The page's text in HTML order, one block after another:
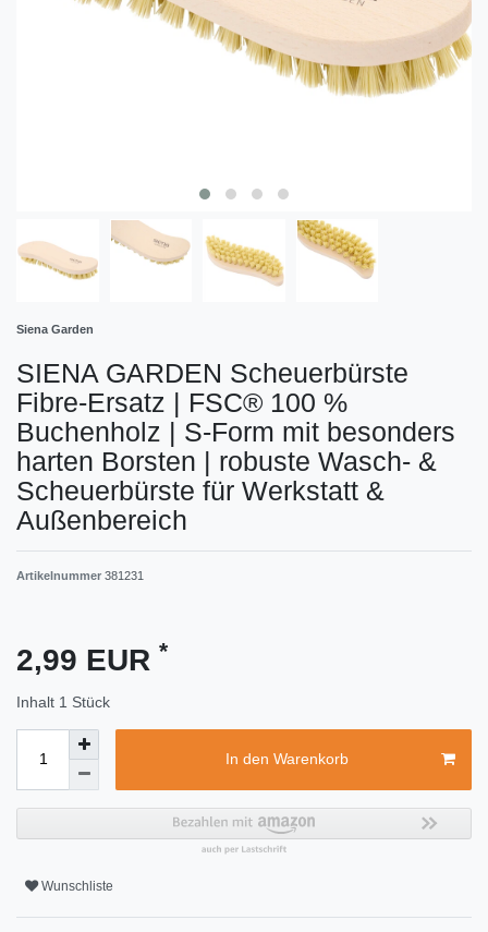
Siena Garden
SIENA GARDEN Scheuerbürste
Fibre-Ersatz | FSC® 100 %
Buchenholz | S-Form mit besonders
harten Borsten | robuste Wasch- &
Scheuerbürste für Werkstatt &
Außenbereich
Artikelnummer 381231
2,99 EUR *
Inhalt 1 Stück
In den Warenkorb
Wunschliste